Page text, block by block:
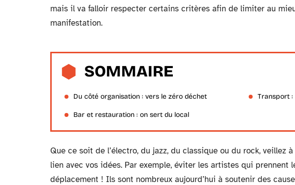
mais il va falloir respecter certains critères afin de limiter au
manifestation.
SOMMAIRE
Du côté organisation : vers le zéro déchet
Bar et restauration : on sert du local
Transport :
Que ce soit de l’électro, du jazz, du classique ou du rock, veillez
lien avec vos idées. Par exemple, éviter les artistes qui prennent
déplacement ! Ils sont nombreux aujourd’hui à soutenir des